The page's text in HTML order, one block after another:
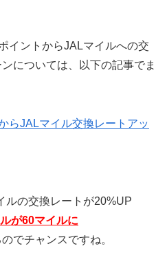
イントからJALマイルへの交
については、以下の記事でま
らJALマイル交換レートアッ
ルの交換レートが20%UP
が60マイルに
でチャンスですね。